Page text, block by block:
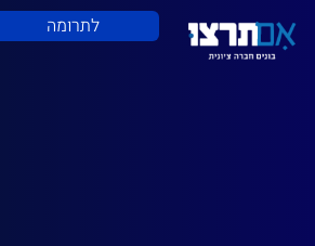
לתרומה